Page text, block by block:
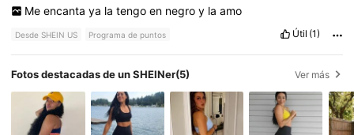
Me encanta ya la tengo en negro y la amo
Desde SHEIN US Programa de puntos Útil (1)
Fotos destacadas de un SHEINer(5) Ver más